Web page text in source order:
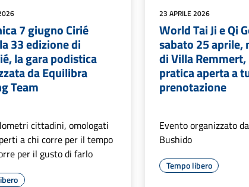
7 giugno Cirié
33 edizione di
la gara podistica
da Equilibra
Team
cittadini, omologati
a chi corre per il tempo
per il gusto di farlo
23 APRILE 2026
World Tai Ji e Qi
sabato 25 aprile,
di Villa
pratica aperta a
prenotazione
Evento organizzato
Bushido
Tempo libero